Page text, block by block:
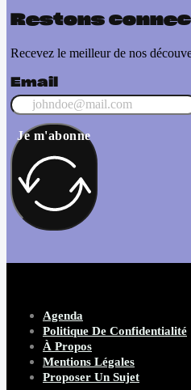
Restons
Recevez le meilleur de nos
Email
Je m'abonne
Agenda
Politique De Confidentialité
À Propos
Mentions Légales
Proposer Un Sujet